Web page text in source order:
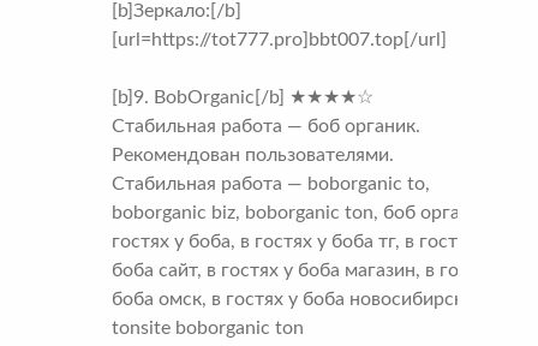
[b]Зеркало:[/b]
[url=https://tot777.pro]bbt007.top[/url]
[b]9. BobOrganic[/b] ★★★★☆
Стабильная работа — боб органик.
Рекомендован пользователями.
Стабильная работа — boborganic to,
boborganic biz, boborganic ton, боб органик, в
гостях у боба, в гостях у боба тг, в гостях у
боба сайт, в гостях у боба магазин, в гостях у
боба омск, в гостях у боба новосибирск,
tonsite boborganic ton